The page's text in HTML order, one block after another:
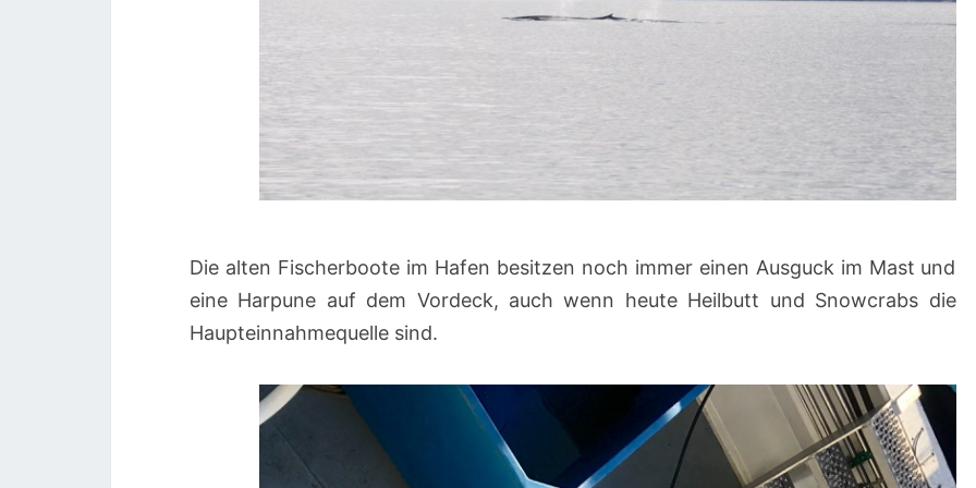
Die alten Fischerboote im Hafen besitzen noch immer einen Ausguck im Mast und
eine Harpune auf dem Vordeck, auch wenn heute Heilbutt und Snowcrabs die
Haupteinnahmequelle sind.